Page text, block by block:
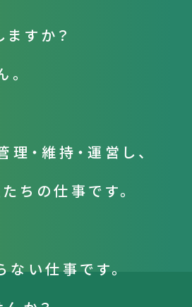
すか？
理・維持・運営し、
ちの仕事です。
ない仕事です。